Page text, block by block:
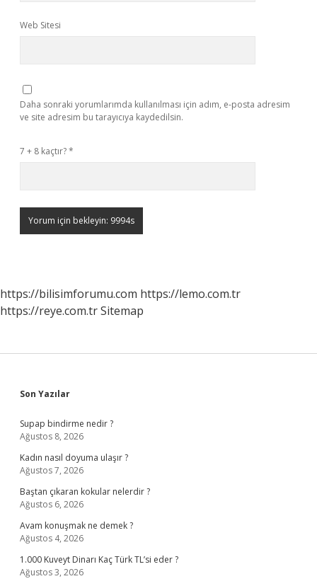
Web Sitesi
Daha sonraki yorumlarımda kullanılması için adım, e-posta adresim
ve site adresim bu tarayıcıya kaydedilsin.
7 + 8 kaçtır?*
https://bilisimforumu.com https://lemo.com.tr
https://reye.com.trSitemap
Sidebar
Son Yazılar
Supap bindirme nedir ?
Ağustos 8, 2026
Kadın nasıl doyuma ulaşır ?
Ağustos 7, 2026
Baştan çıkaran kokular nelerdir ?
Ağustos 6, 2026
Avam konuşmak ne demek ?
Ağustos 4, 2026
1.000 Kuveyt Dinarı Kaç Türk TL’si eder ?
Ağustos 3, 2026